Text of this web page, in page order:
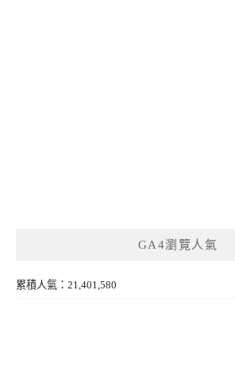
GA4瀏覽人氣
累積人氣：21,401,580